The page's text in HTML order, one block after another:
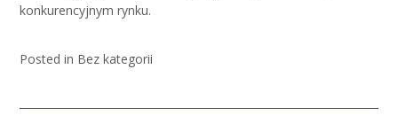
konkurencyjnym rynku.
Posted in Bez kategorii